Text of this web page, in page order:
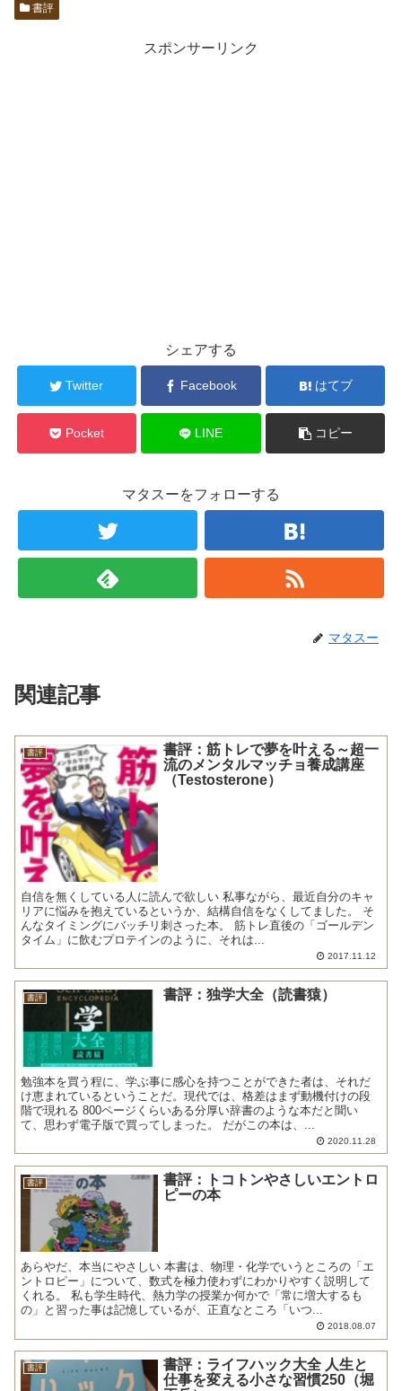
書評
スポンサーリンク
シェアする
Twitter Facebook はてブ
Pocket LINE コピー
マタスーをフォローする
マタスー
関連記事
書評
書評：筋トレで夢を叶える～超一
流のメンタルマッチョ養成講座
（Testosterone）
自信を無くしている人に読んで欲しい 私事ながら、最近自分のキャ
リアに悩みを抱えているというか、結構自信をなくしてました。 そ
んなタイミングにバッチリ刺さった本。 筋トレ直後の「ゴールデン
タイム」に飲むプロテインのように、それは...
2017.11.12
書評 書評：独学大全（読書猿）
勉強本を買う程に、学ぶ事に感心を持つことができた者は、それだ
け恵まれているということだ。現代では、格差はまず動機付けの段
階で現れる 800ページくらいある分厚い辞書のような本だと聞い
て、思わず電子版で買ってしまった。 だがこの本は、...
2020.11.28
書評
書評：トコトンやさしいエントロ
ピーの本
あらやだ、本当にやさしい 本書は、物理・化学でいうところの「エ
ントロピー」について、数式を極力使わずにわかりやすく説明して
くれる。 私も学生時代、熱力学の授業か何かで「常に増大するも
の」と習った事は記憶しているが、正直なところ「いつ...
2018.08.07
書評
書評：ライフハック大全 人生と
仕事を変える小さな習慣250（堀